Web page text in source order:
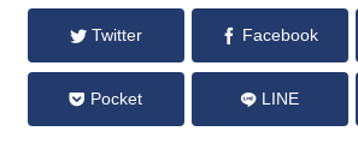
Twitter Facebook
Pocket LINE